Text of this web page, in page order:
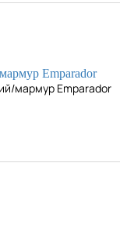
мармур Emparador